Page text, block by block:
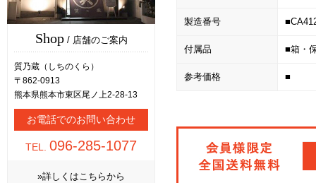
Shop/ 店舗のご案内
質乃蔵（しちのくら）
〒862-0913
熊本県熊本市東区尾ノ上2-28-13
お電話でのお問い合わせ
TEL. 096-285-1077
»詳しくはこちらから
製造番号
付属品 ■箱・
参考価格 ■